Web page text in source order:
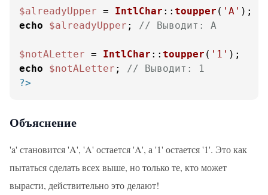
$alreadyUpper = IntlChar :: toupper ( 'A'
echo
$alreadyUpper ; // Выводит: A
$notALetter = IntlChar :: toupper ( '1'
echo
$notALetter ; // Выводит: 1
?>
Объяснение
'a' становится 'A', 'A' остается 'A', а '1' остается '1'. Это как
пытаться сделать всех выше, но только те, кто может
вырасти, действительно это делают!